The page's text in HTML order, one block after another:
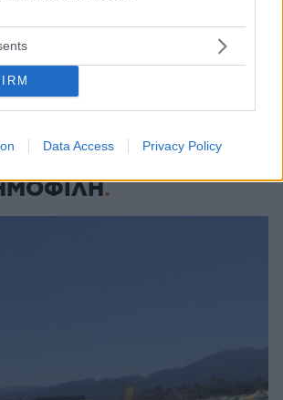
Data Access Privacy Policy
ναυτικός που
τη πρόσδεση πλοίου στο λιμάνι της